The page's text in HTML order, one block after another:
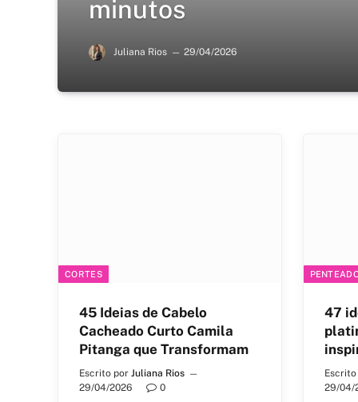
minutos
Juliana Rios 29/04/2026
CORTES
45 Ideias de Cabelo
Cacheado Curto Camila
Pitanga que Transformam
Escrito por Juliana Rios
29/04/2026
0
47
29/04/